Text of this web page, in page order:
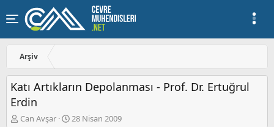
Arşiv
Katı Artıkların Depolanması - Prof. Dr. Ertuğrul
Erdin
K
Can Avşar
B
28 Nisan 2009